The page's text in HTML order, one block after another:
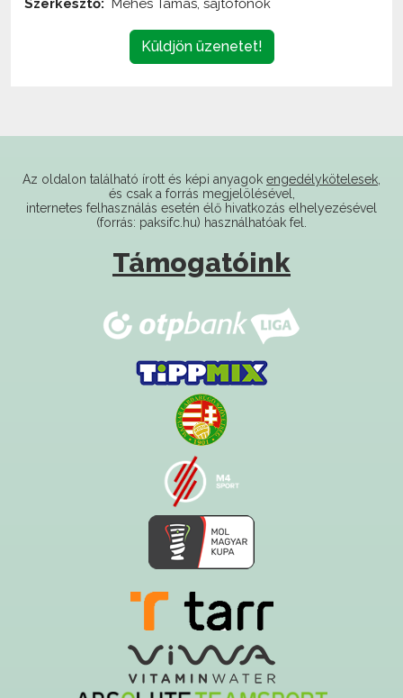
Küldjön üzenetet!
internetes felhasználás esetén élő hivatkozás elhelyezésével
(forrás: paksifc.hu) használhatóak fel.
Támogatóink